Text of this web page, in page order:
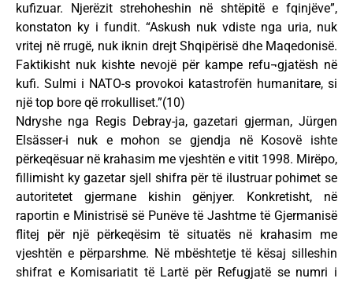
kufizuar. Njerëzit strehoheshin në shtëpitë e fqinjëve”,
konstaton ky i fundit. “Askush nuk vdiste nga uria, nuk
vritej në rrugë, nuk iknin drejt Shqipërisë dhe Maqedonisë.
Faktikisht nuk kishte nevojë për kampe refu¬gjatësh në
kufi. Sulmi i NATO-s provokoi katastrofën humanitare, si
një top bore që rrokulliset.”(10)
Ndryshe nga Regis Debray-ja, gazetari gjerman, Jürgen
Elsässer-i nuk e mohon se gjendja në Kosovë ishte
përkeqësuar në krahasim me vjeshtën e vitit 1998. Mirëpo,
fillimisht ky gazetar sjell shifra për të ilustruar pohimet se
autoritetet gjermane kishin gënjyer. Konkretisht, në
raportin e Ministrisë së Punëve të Jashtme të Gjermanisë
flitej për një përkeqësim të situatës në krahasim me
vjeshtën e përparshme. Në mbështetje të kësaj silleshin
shifrat e Komisariatit të Lartë për Refugjatë se numri i